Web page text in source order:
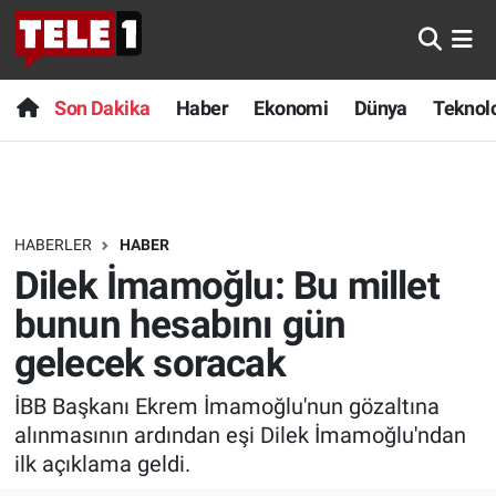
Son Dakika Haber Ekonomi Dünya
HABERLER HABER
Dilek İmamoğlu: Bu millet
bunun hesabını gün
gelecek soracak
İBB Başkanı Ekrem İmamoğlu'nun gözaltına
alınmasının ardından eşi Dilek İmamoğlu'ndan
ilk açıklama geldi.
Anında Manşet
Başka Sohbetler
Bilim turu
Bilim ve Teknoloji Evreni
Doğa Konuşuyor
Dünya
Ege Saati
Son Dakika
Haber
Dünya
Teknoloji
Sağlık
Spor
Yayın Akışı
Nöbetçi Eczaneler
Hava Durumu
Trafik Durumu
Süper Lig Puan Durumu ve Fikstür
Tüm Manşetler
Son Dakika Haberleri
Haber Arşivi